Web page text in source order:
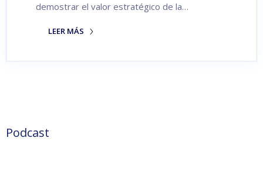
demostrar el valor estratégico de la…
LEER MÁS
Podcast